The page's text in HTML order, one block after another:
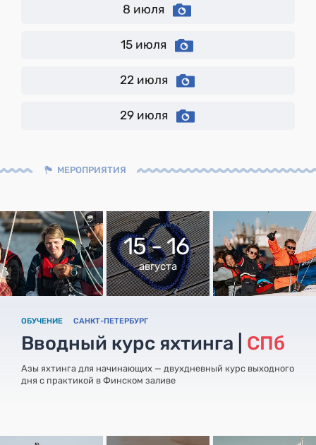
8 июля
15 июля
22 июля
29 июля
МЕРОПРИЯТИЯ
15 - 16
августа
ОБУЧЕНИЕ САНКТ-ПЕТЕРБУРГ
Вводный курс яхтинга | СПб
Азы яхтинга для начинающих — двухдневный курс выходного
дня с практикой в Финском заливе